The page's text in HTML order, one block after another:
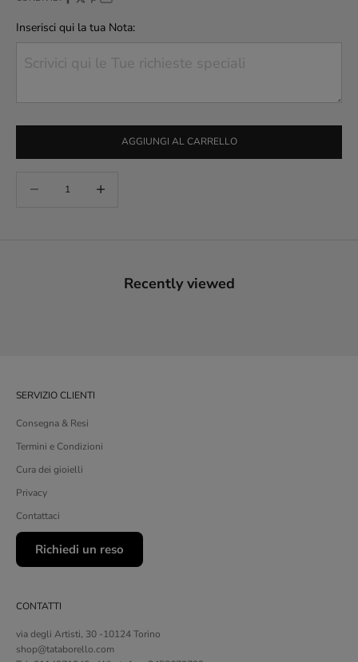
Inserisci qui la tua Nota:
AGGIUNGI AL CARRELLO
Recently viewed
SERVIZIO CLIENTI
Consegna & Resi
Termini e Condizioni
Cura dei gioielli
Privacy
Contattaci
Richiedi un reso
CONTATTI
via degli Artisti, 30 -10124 Torino
shop@tataborello.com